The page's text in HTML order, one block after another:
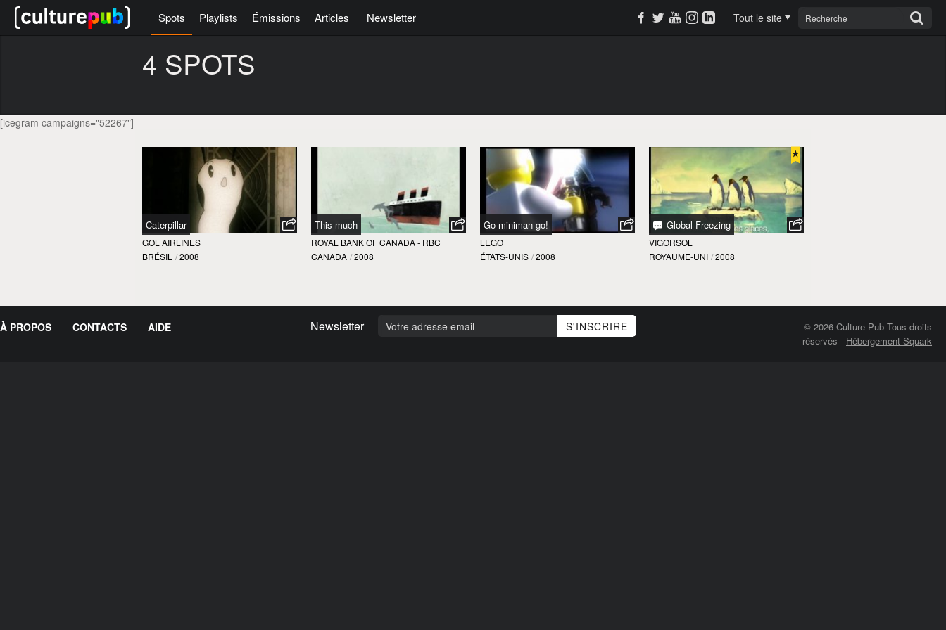
Spots Playlists Émissions Articles Newsletter Tout le site
4 SPOTS
[icegram campaigns="52267"]
Caterpillar
GOL AIRLINES
BRÉSIL / 2008
This much
ROYAL BANK OF CANADA - RBC
CANADA / 2008
Go miniman go!
LEGO
ÉTATS-UNIS / 2008
Global Freezing
VIGORSOL
ROYAUME-UNI / 2008
À PROPOS CONTACTS AIDE Newsletter
© 2026 Culture Pub Tous droits
réservés - Hébergement Squark